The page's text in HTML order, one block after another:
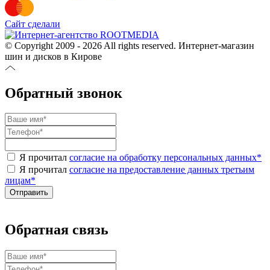
Сайт сделали
© Copyright 2009 - 2026 All rights reserved. Интернет-магазин
шин и дисков в Кирове
Обратный звонок
Я прочитал согласие на обработку персональных данных*
Я прочитал согласие на предоставление данных третьим
лицам*
Обратная связь